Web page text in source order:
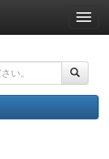
ナ
ビ
ー
ョ
ン